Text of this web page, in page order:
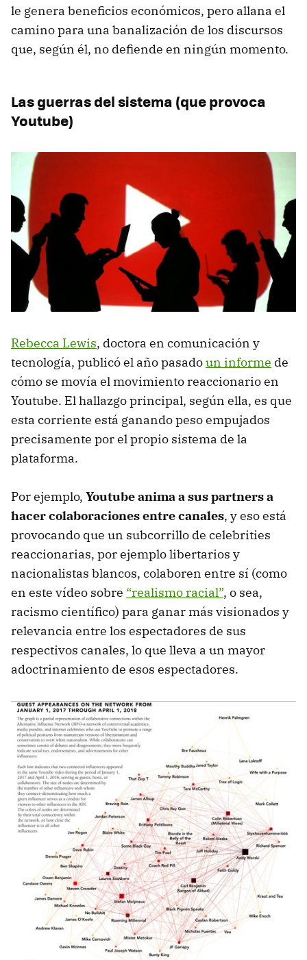
le genera beneficios económicos, pero allana el
camino para una banalización de los discursos
que, según él, no defiende en ningún momento.
Las guerras del sistema (que provoca
Youtube)
Rebecca Lewis, doctora en comunicación y
tecnología, publicó el año pasadoun informe de
cómo se movía el movimiento reaccionario en
Youtube. El hallazgo principal, según ella, es que
esta corriente está ganando peso empujados
precisamente por el propio sistema de la
plataforma.
Por ejemplo, Youtube anima a sus partners a
hacer colaboraciones entre canales, y eso está
provocando que un subcorrillo de celebrities
reaccionarias, por ejemplo libertarios y
nacionalistas blancos, colaboren entre sí (como
en este vídeo sobre “realismo racial”, o sea,
racismo científico) para ganar más visionados y
relevancia entre los espectadores de sus
respectivos canales, lo que lleva a un mayor
adoctrinamiento de esos espectadores.